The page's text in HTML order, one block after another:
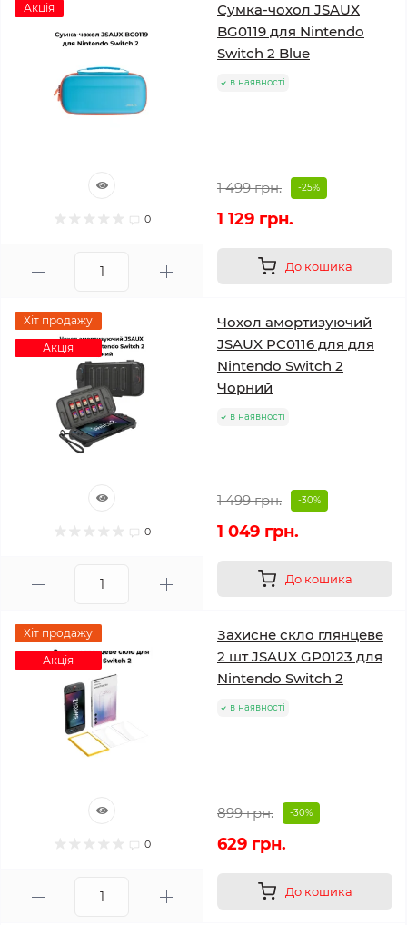
Акція
0
Сумка-чохол JSAUX
BG0119 для Nintendo
Switch 2 Blue
в наявності
1 499 грн. -25%
1 129 грн.
До кошика
Хіт продажу
Акція
0
Чохол амортизуючий
JSAUX PC0116 для для
Nintendo Switch 2
Чорний
в наявності
1 499 грн. -30%
1 049 грн.
До кошика
Хіт продажу
Акція
0
Захисне скло глянцеве
2 шт JSAUX GP0123 для
Nintendo Switch 2
в наявності
899 грн. -30%
629 грн.
До кошика